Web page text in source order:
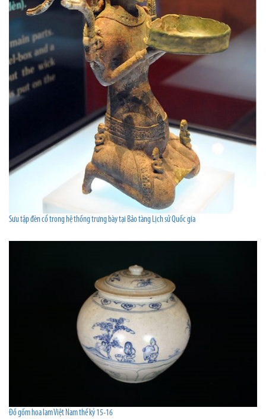
Sưu tập đèn cổ trong hệ thống trưng bày tại Bảo tàng Lịch sử Quốc gia
Đồ gốm hoa lam Việt Nam thế kỷ 15-16